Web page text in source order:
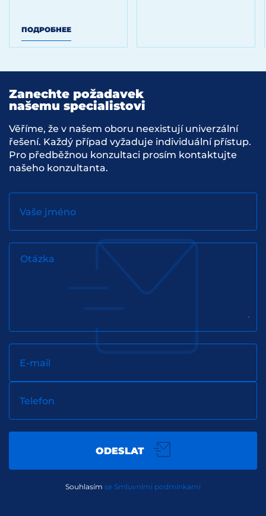
ПОДРОБНЕЕ
Zanechte požadavek
našemu specialistovi
Věříme, že v našem oboru neexistují univerzální
řešení. Každý případ vyžaduje individuální přístup.
Pro předběžnou konzultaci prosím kontaktujte
našeho konzultanta.
Vaše jméno
Otázka
E-mail
Telefon
ODESLAT
Souhlasím se Smluvními podmínkami